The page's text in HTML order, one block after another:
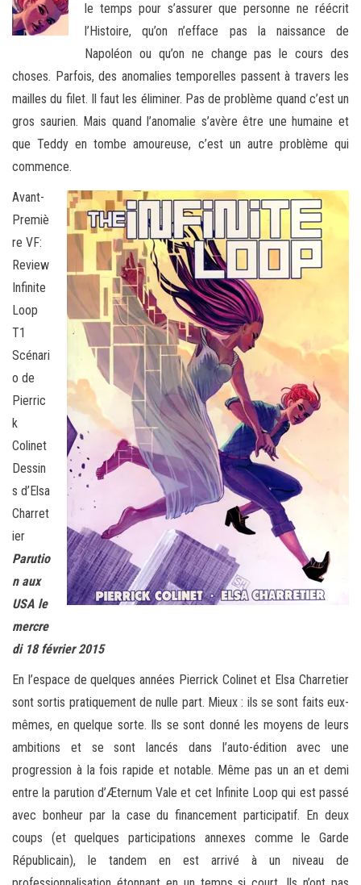
le temps pour s’assurer que personne ne réécrit
l’Histoire, qu’on n’efface pas la naissance de
Napoléon ou qu’on ne change pas le cours des
choses. Parfois, des anomalies temporelles passent à travers les
mailles du filet. Il faut les éliminer. Pas de problème quand c’est un
gros saurien. Mais quand l’anomalie s’avère être une humaine et
que Teddy en tombe amoureuse, c’est un autre problème qui
commence.
Avant-
Premiè
re VF:
Review
Infinite
Loop
T1
Scénari
o de
Pierric
k
Colinet
Dessin
s d’Elsa
Charret
ier
Parutio
n aux
USA le
mercre
di 18 février 2015
En l’espace de quelques années Pierrick Colinet et Elsa Charretier
sont sortis pratiquement de nulle part. Mieux : ils se sont faits eux-
mêmes, en quelque sorte. Ils se sont donné les moyens de leurs
ambitions et se sont lancés dans l’auto-édition avec une
progression à la fois rapide et notable. Même pas un an et demi
entre la parution d’Æternum Vale et cet Infinite Loop qui est passé
avec bonheur par la case du financement participatif. En deux
coups (et quelques participations annexes comme le Garde
Républicain), le tandem en est arrivé à un niveau de